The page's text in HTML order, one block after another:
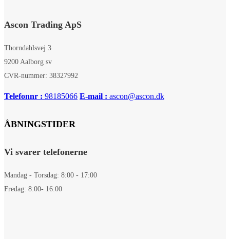
Ascon Trading ApS
Thorndahlsvej 3
9200 Aalborg sv
CVR-nummer: 38327992
Telefonnr : 98185066 E-mail : ascon@ascon.dk
ÅBNINGSTIDER
Vi svarer telefonerne
Mandag - Torsdag: 8:00 - 17:00
Fredag: 8:00- 16:00